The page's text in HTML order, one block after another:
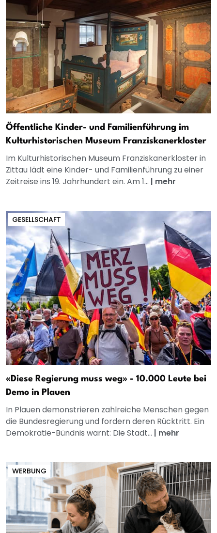
Öffentliche Kinder- und Familienführung im
Kulturhistorischen Museum Franziskanerkloster
Im Kulturhistorischen Museum Franziskanerkloster in
Zittau lädt eine Kinder- und Familienführung zu einer
Zeitreise ins 19. Jahrhundert ein. Am 1... | mehr
GESELLSCHAFT
«Diese Regierung muss weg» - 10.000 Leute bei
Demo in Plauen
In Plauen demonstrieren zahlreiche Menschen gegen
die Bundesregierung und fordern deren Rücktritt. Ein
Demokratie-Bündnis warnt: Die Stadt... | mehr
WERBUNG